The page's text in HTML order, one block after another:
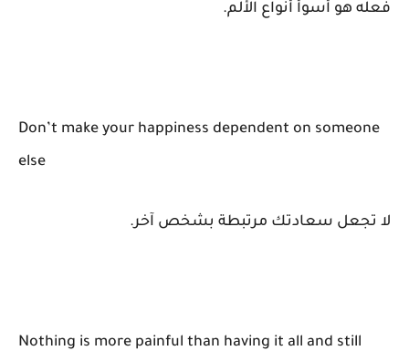
فعله هو أسوأ أنواع الألم.
Don’t make your happiness dependent on someone
else
لا تجعل سعادتك مرتبطة بشخص آخر.
Nothing is more painful than having it all and still